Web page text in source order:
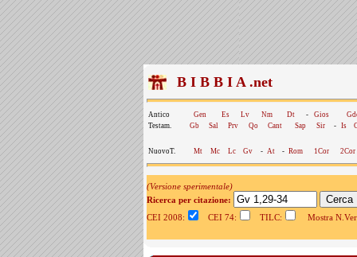
B I B B I A .net
Antico Gen Es Lv Nm Dt - Gios
Testam.
Gb Sal Prv Qo Cant Sap Sir - Is
NuovoT. Mt Mc Lc Gv - At - Rom 1Cor 2Cor
(Versione sperimentale)
Ricerca per citazione:
CEI 2008:
CEI 74: TILC: Mostra